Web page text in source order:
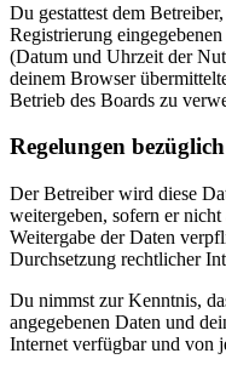
Du gestattest dem
Registrierung
(Datum und Uhrzeit der
deinem Browser
Betrieb des Boards zu
Regelungen
Der Betreiber wird diese
weitergeben, sofern er
Weitergabe der Daten
Durchsetzung rechtlicher
Du nimmst zur Kenntnis,
angegebenen Daten und
Internet verfügbar und von